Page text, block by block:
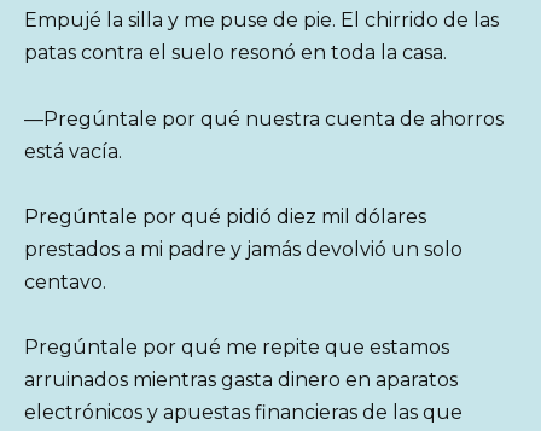
Empujé la silla y me puse de pie. El chirrido de las
patas contra el suelo resonó en toda la casa.
—Pregúntale por qué nuestra cuenta de ahorros
está vacía.
Pregúntale por qué pidió diez mil dólares
prestados a mi padre y jamás devolvió un solo
centavo.
Pregúntale por qué me repite que estamos
arruinados mientras gasta dinero en aparatos
electrónicos y apuestas financieras de las que